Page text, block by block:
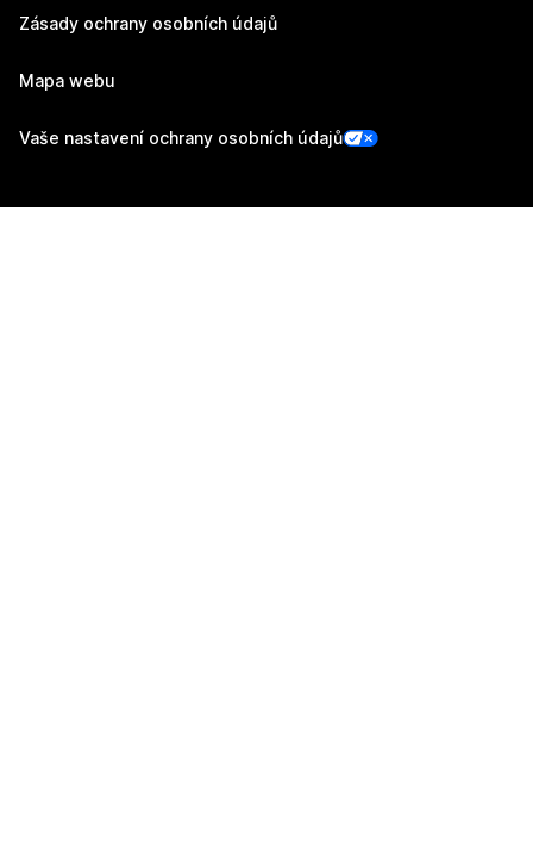
Zásady ochrany osobních údajů
Mapa webu
Vaše nastavení ochrany osobních údajů